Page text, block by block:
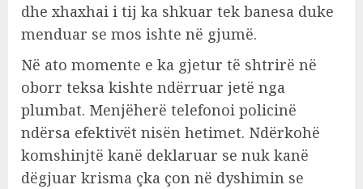
dhe xhaxhai i tij ka shkuar tek banesa duke
menduar se mos ishte në gjumë.
Në ato momente e ka gjetur të shtrirë në
oborr teksa kishte ndërruar jetë nga
plumbat. Menjëherë telefonoi policinë
ndërsa efektivët nisën hetimet. Ndërkohë
komshinjtë kanë deklaruar se nuk kanë
dëgjuar krisma çka çon në dyshimin se